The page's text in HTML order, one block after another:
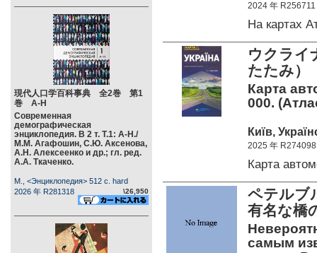
現代人口学百科事典 全2巻 第1
巻 А-Н
Современная
демографическая
энциклопедия. В 2 т. Т.1: А-Н./
М.М. Агафошин, С.Ю. Аксенова,
А.Н. Алексеенко и др.; гл. ред.
А.А. Ткаченко.
М., <Энциклопедия> 512 c. hard
2026 年 R281318
\26,950
2024 年 R256711
На картах
ウクライ
たたみ）
Карта
000.
Київ,
2025 年 R274098
Карта
ペテルブ
有名な橋
самым